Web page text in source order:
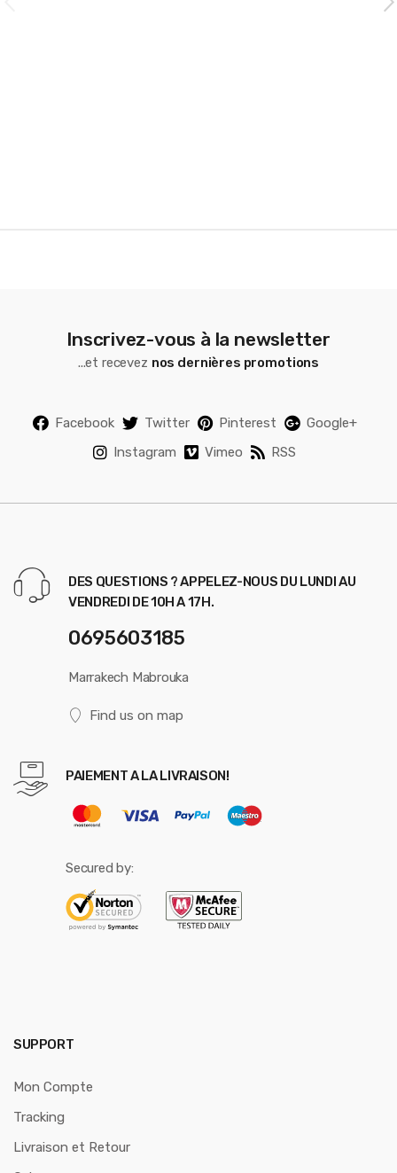
Inscrivez-vous à la newsletter
...et recevez nos dernières promotions
Facebook Twitter Pinterest
Google+
Instagram
Vimeo RSS
DES QUESTIONS ? APPELEZ-NOUS DU LUNDI AU
VENDREDI DE 10H A 17H.
0695603185
Marrakech Mabrouka
Find us on map
PAIEMENT A LA LIVRAISON!
Secured by:
SUPPORT
Mon Compte
Tracking
Livraison et Retour